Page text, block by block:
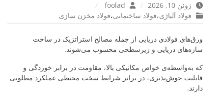
ژوئن 10, 2026
فولاد آلیاژی،فولاد ساختمانی،فولاد مخزن سازی
ورق‌های فولادی دریایی از جمله مصالح استراتژیک در ساخت
سازه‌های دریایی و زیرسطحی محسوب می‌شوند.
که به‌واسطه‌ی خواص مکانیکی بالا، مقاومت در برابر خوردگی و
قابلیت جوش‌پذیری، در برابر شرایط سخت محیطی عملکرد مطلوبی
دارند.